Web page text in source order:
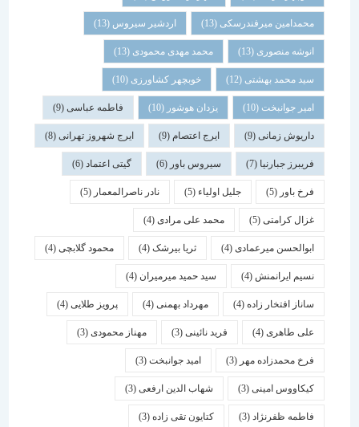
محمدامین میرفندرسکی(13) اردشیر سیروس(13)
انوشه منصوری(13) محمد مهدی محمودی(13)
سید محمد بهشتی(12) خوبچهر کشاورزی(10)
امیر جوانبخت(10) یزدان هوشور(10) فاطمه عباسی(9)
داریوش زمانی(9) ایرج اعتصام(9) ایرج شهروز تهرانی(8)
فریبرز جبارنیا(7) سیروس باور(6) گیتی اعتماد(6)
فرخ باور(5) جلیل اولیاء(5) نادر ناصرالمعمار (5)
غزال کرامتی(5) محمد علی مرادی(4)
ابوالحسن میرعمادی(4) ثریا بیرشک(4) محمود گلابچی(4)
نسیم ایرانمنش(4) سید حمید میرمیران(4)
ساناز افتخار زاده(4) مهرداد بهمنی (4) پرویز طلایی(4)
علی طاهری(4) فرید نائینی(3) مهناز محمودی(3)
فرخ محمدزاده مهر(3) امید جوانبخت(3)
کیکاووس امینی(3) شهاب الدین ارفعی(3)
فاطمه ظفرنژاد(3) کتایون تقی زاده(3)